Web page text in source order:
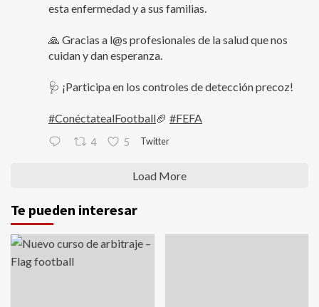
esta enfermedad y a sus familias.
🙏 Gracias a l@s profesionales de la salud que nos
cuidan y dan esperanza.
🩺 ¡Participa en los controles de detección precoz!
#ConéctatealFootball🏈 #FEFA
4 5 Twitter
Load More
Te pueden interesar